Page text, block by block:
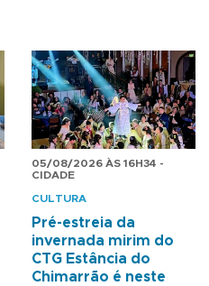
05/08/2026 ÀS 16H34 -
CIDADE
CULTURA
Pré-estreia da
invernada mirim do
CTG Estância do
Chimarrão é neste